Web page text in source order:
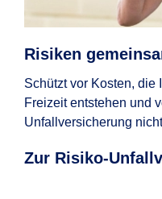
Risiken
Schützt vor Kosten, die
Freizeit entstehen und
Unfallversicherung
Zur Risiko-